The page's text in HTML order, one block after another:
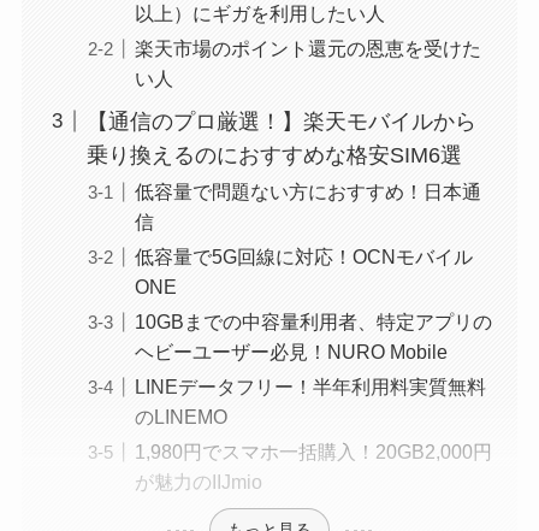
以上）にギガを利用したい人
楽天市場のポイント還元の恩恵を受けた
い人
【通信のプロ厳選！】楽天モバイルから
乗り換えるのにおすすめな格安SIM6選
低容量で問題ない方におすすめ！日本通
信
低容量で5G回線に対応！OCNモバイル
ONE
10GBまでの中容量利用者、特定アプリの
ヘビーユーザー必見！NURO Mobile
LINEデータフリー！半年利用料実質無料
のLINEMO
1,980円でスマホ一括購入！20GB2,000円
が魅力のIIJmio